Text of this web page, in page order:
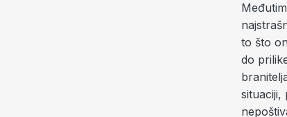
to što
do
situaciji,